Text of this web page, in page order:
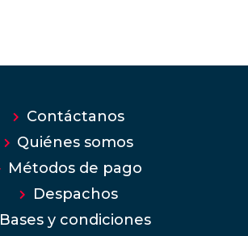
Contáctanos
Quiénes somos
Métodos de pago
Despachos
Bases y condiciones